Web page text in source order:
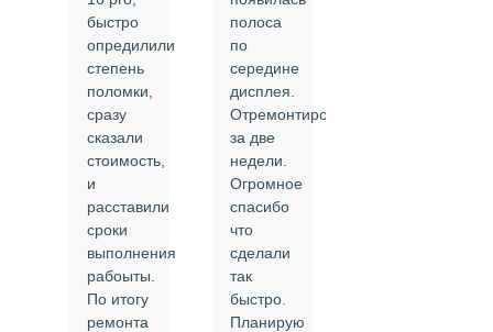
быстро
опредилили
степень
поломки,
сразу
сказали
стоимость,
и
расставили
сроки
выполнения
рабоыты.
По итогу
ремонта
полоса
по
середине
дисплея.
Отремонтировали
за две
недели.
Огромное
спасибо
что
сделали
так
быстро.
Планирую